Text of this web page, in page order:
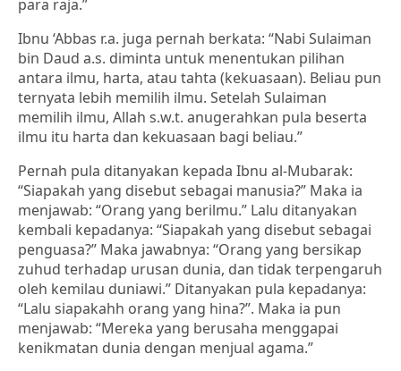
para raja.”
Ibnu ‘Abbas r.a. juga pernah berkata: “Nabi Sulaiman
bin Daud a.s. diminta untuk menentukan pilihan
antara ilmu, harta, atau tahta (kekuasaan). Beliau pun
ternyata lebih memilih ilmu. Setelah Sulaiman
memilih ilmu, Allah s.w.t. anugerahkan pula beserta
ilmu itu harta dan kekuasaan bagi beliau.”
Pernah pula ditanyakan kepada Ibnu al-Mubarak:
“Siapakah yang disebut sebagai manusia?” Maka ia
menjawab: “Orang yang berilmu.” Lalu ditanyakan
kembali kepadanya: “Siapakah yang disebut sebagai
penguasa?” Maka jawabnya: “Orang yang bersikap
zuhud terhadap urusan dunia, dan tidak terpengaruh
oleh kemilau duniawi.” Ditanyakan pula kepadanya:
“Lalu siapakahh orang yang hina?”. Maka ia pun
menjawab: “Mereka yang berusaha menggapai
kenikmatan dunia dengan menjual agama.”